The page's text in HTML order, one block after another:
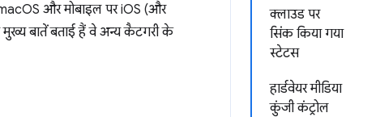
क्लाउड पर
सिंक किया गया
स्टेटस
हार्डवेयर मीडिया
कुंजी कंट्रोल
और मोबाइल पर iOS (और
बातें बताई हैं वे अन्य कैटगरी के